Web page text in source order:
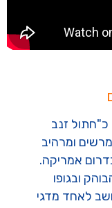
כ"חתול זנב
ומרהיב
אמריקה.
ובגופו
לאחד מדגי